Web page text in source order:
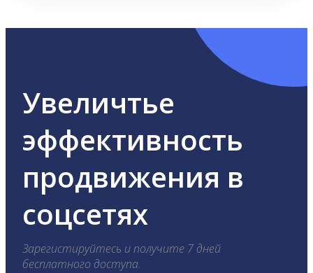
Увеличтье
эффективность
продвижения в
соцсетях
Зарегистируйтесь и получите 7 дней
бесплатного доступа.